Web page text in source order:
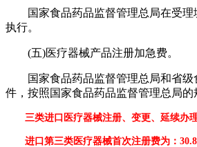
国家食品药品监督管理总局在受理
执行。
(五)医疗器械产品注册加急费。
国家食品药品监督管理总局和省级
件，按照国家食品药品监督管理总局的
三类进口医疗器械注册、变更、延续办
进口第三类医疗器械首次注册费为：